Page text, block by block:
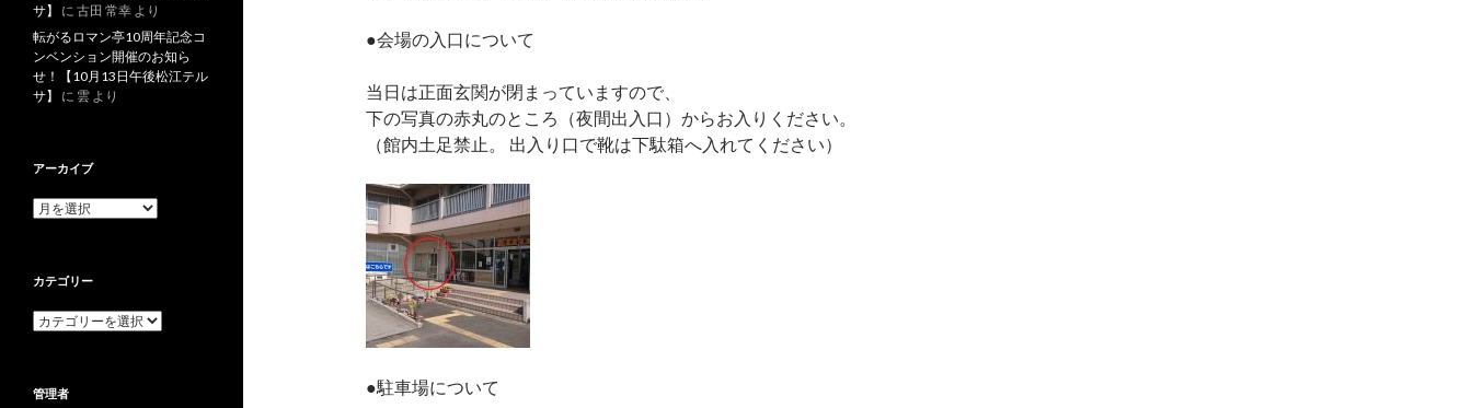
●会場の入口について
当日は正面玄関が閉まっていますので、
下の写真の赤丸のところ（夜間出入口）からお入りください。
（館内土足禁止。 出入り口で靴は下駄箱へ入れてください）
●駐車場について
サ】
に 古田 常幸 より
転がるロマン亭10周年記念コ
ンベンション開催のお知ら
せ！【10月13日午後松江テル
サ】
に 雲 より
アーカイブ
ア
ブ
カテゴリー
カ
ー
管理者